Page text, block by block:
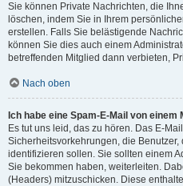
Sie können Private Nachrichten, die
löschen, indem Sie in Ihrem
erstellen. Falls Sie belästigende
können Sie dies auch einem
betreffenden Mitglied dann verbieten,
Nach oben
Ich habe eine Spam-E-Mail von
Es tut uns leid, das zu hören. Das E-
Sicherheitsvorkehrungen, die
identifizieren sollen. Sie sollten einem
Sie bekommen haben, weiterleiten.
(Headers) mitzuschicken. Diese